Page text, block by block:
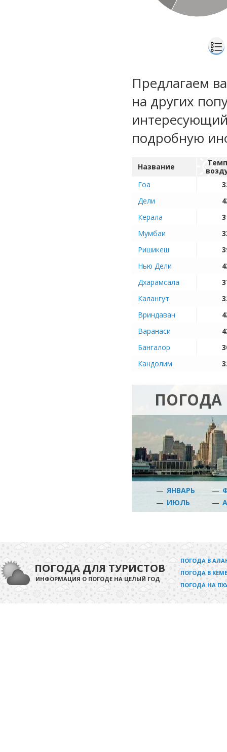
Предлагаем
на других
подробную
Название
Гоа
Дели
Керала
Мумбаи
Ришикеш
Нью Дели
Дхарамсала
Калангут
Вриндаван
Варанаси
Бангалор
Кандолим
— ЯНВАРЬ —
— ИЮЛЬ —
ПОГОДА ДЛЯ ТУРИСТОВ
ИНФОРМАЦИЯ О ПОГОДЕ НА ЦЕЛЫЙ ГОД
ПОГОДА В
ПОГОДА В
ПОГОДА НА